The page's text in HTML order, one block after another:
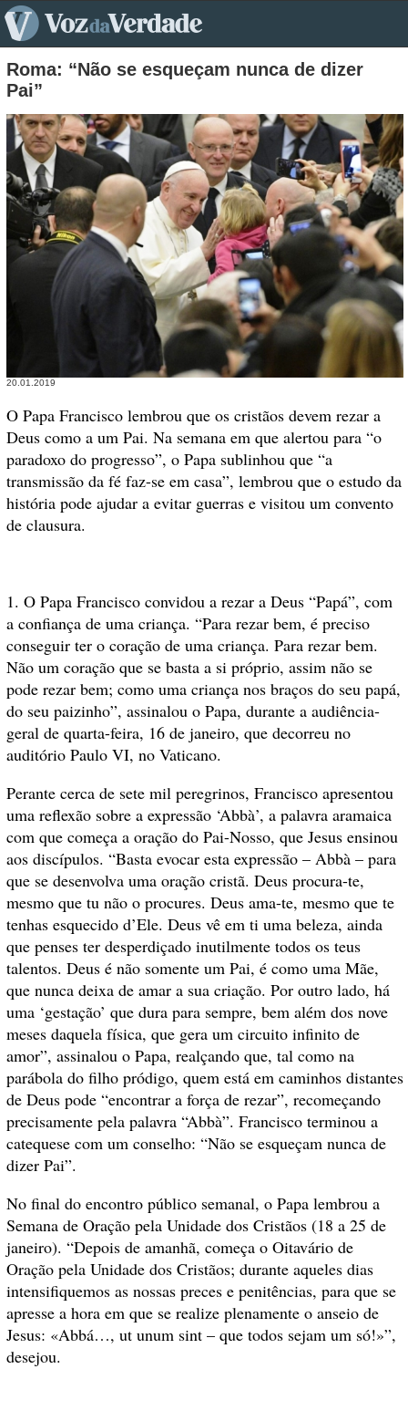
Roma: “Não se esqueçam nunca de dizer
Pai”
20.01.2019
O Papa Francisco lembrou que os cristãos devem rezar a
Deus como a um Pai. Na semana em que alertou para “o
paradoxo do progresso”, o Papa sublinhou que “a
transmissão da fé faz-se em casa”, lembrou que o estudo da
história pode ajudar a evitar guerras e visitou um convento
de clausura.
1. O Papa Francisco convidou a rezar a Deus “Papá”, com
a confiança de uma criança. “Para rezar bem, é preciso
conseguir ter o coração de uma criança. Para rezar bem.
Não um coração que se basta a si próprio, assim não se
pode rezar bem; como uma criança nos braços do seu papá,
do seu paizinho”, assinalou o Papa, durante a audiência-
geral de quarta-feira, 16 de janeiro, que decorreu no
auditório Paulo VI, no Vaticano.
Perante cerca de sete mil peregrinos, Francisco apresentou
uma reflexão sobre a expressão ‘Abbà’, a palavra aramaica
com que começa a oração do Pai-Nosso, que Jesus ensinou
aos discípulos. “Basta evocar esta expressão – Abbà – para
que se desenvolva uma oração cristã. Deus procura-te,
mesmo que tu não o procures. Deus ama-te, mesmo que te
tenhas esquecido d’Ele. Deus vê em ti uma beleza, ainda
que penses ter desperdiçado inutilmente todos os teus
talentos. Deus é não somente um Pai, é como uma Mãe,
que nunca deixa de amar a sua criação. Por outro lado, há
uma ‘gestação’ que dura para sempre, bem além dos nove
meses daquela física, que gera um circuito infinito de
amor”, assinalou o Papa, realçando que, tal como na
parábola do filho pródigo, quem está em caminhos distantes
de Deus pode “encontrar a força de rezar”, recomeçando
precisamente pela palavra “Abbà”. Francisco terminou a
catequese com um conselho: “Não se esqueçam nunca de
dizer Pai”.
No final do encontro público semanal, o Papa lembrou a
Semana de Oração pela Unidade dos Cristãos (18 a 25 de
janeiro). “Depois de amanhã, começa o Oitavário de
Oração pela Unidade dos Cristãos; durante aqueles dias
intensifiquemos as nossas preces e penitências, para que se
apresse a hora em que se realize plenamente o anseio de
Jesus: «Abbá…, ut unum sint – que todos sejam um só!»”,
desejou.